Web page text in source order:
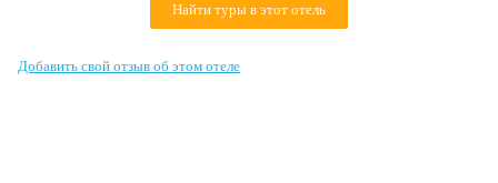
Как купить
Найти туры в этот отель
Добавить свой отзыв об этом отеле